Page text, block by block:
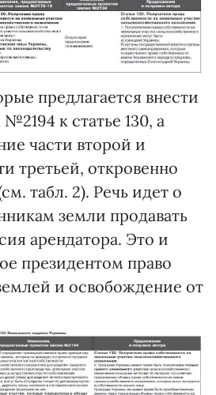
предлагается внести
к статье 130, а
части второй и
третьей, откровенно
табл. 2). Речь идет о
земли продавать
арендатора. Это и
президентом право
и освобождение от